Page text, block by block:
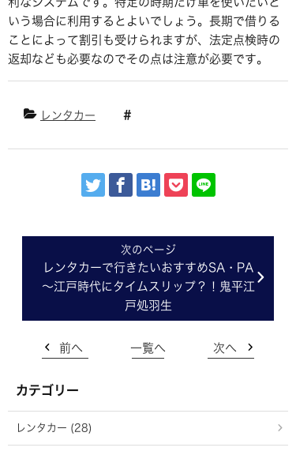
いう場合に利用するとよいでしょう。長期で借りる
ことによって割引も受けられますが、法定点検時の
返却なども必要なのでその点は注意が必要です。
レンタカー
レンタカーで行きたいおすすめSA・PA
～江戸時代にタイムスリップ？！鬼平江
戸処羽生
前へ 一覧へ 次へ
カテゴリー
レンタカー (28)